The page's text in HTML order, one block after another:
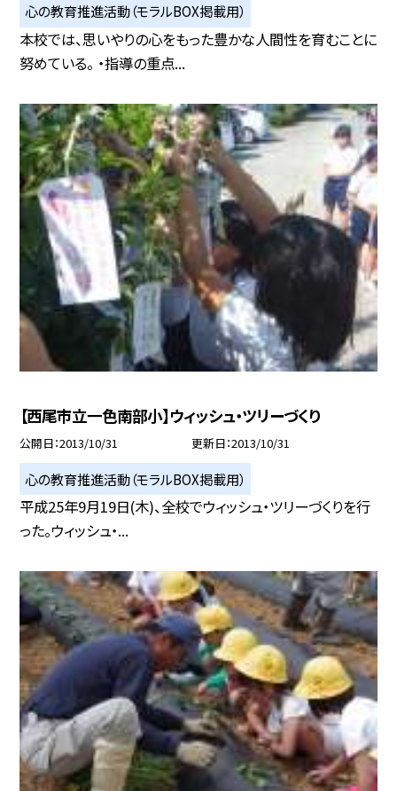
心の教育推進活動（モラルBOX掲載用）
本校では、思いやりの心をもった豊かな人間性を育むことに
努めている。 ・指導の重点...
【西尾市立一色南部小】ウィッシュ・ツリーづくり
公開日 2013/10/31 更新日 2013/10/31
心の教育推進活動（モラルBOX掲載用）
平成25年9月19日(木)、全校でウィッシュ・ツリーづくりを行
った。ウィッシュ・...